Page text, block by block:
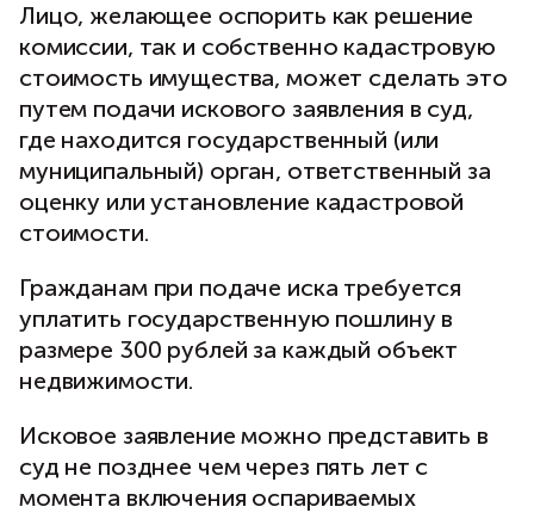
Лицо, желающее оспорить как решение
комиссии, так и собственно кадастровую
стоимость имущества, может сделать это
путем подачи искового заявления в суд,
где находится государственный (или
муниципальный) орган, ответственный за
оценку или установление кадастровой
стоимости.
Гражданам при подаче иска требуется
уплатить государственную пошлину в
размере 300 рублей за каждый объект
недвижимости.
Исковое заявление можно представить в
суд не позднее чем через пять лет с
момента включения оспариваемых